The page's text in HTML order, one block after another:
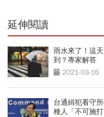
延伸閱讀
雨水來了！這
到？專家解答
2021-03-16
台通緝犯看守
種人「不可施